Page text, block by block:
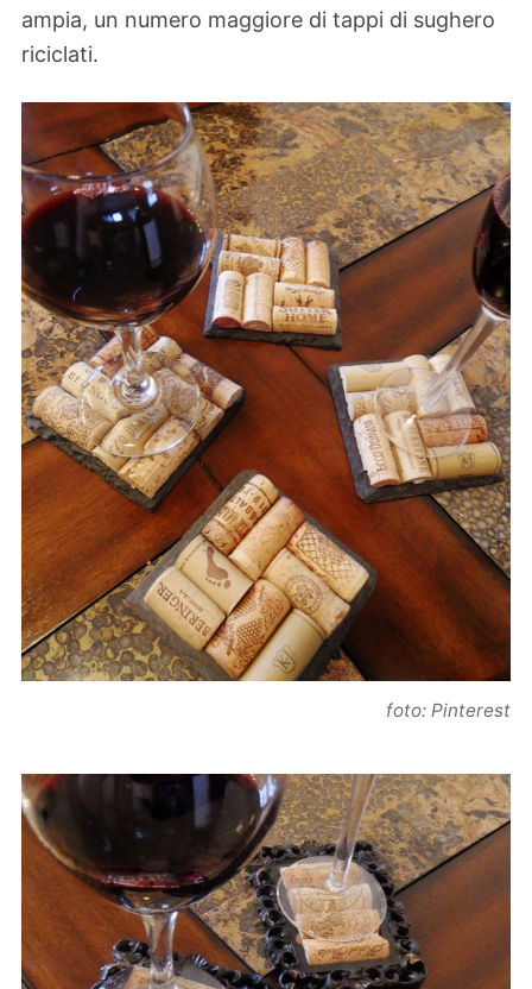
ampia, un numero maggiore di tappi di sughero
riciclati.
foto: Pinterest